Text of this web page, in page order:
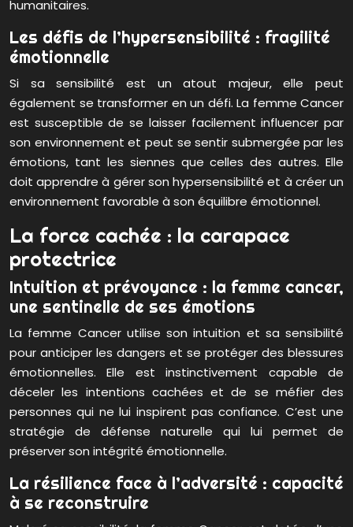
humanitaires.
Les défis de l’hypersensibilité : fragilité
émotionnelle
Si sa sensibilité est un atout majeur, elle peut
également se transformer en un défi. La femme Cancer
est susceptible de se laisser facilement influencer par
son environnement et peut se sentir submergée par les
émotions, tant les siennes que celles des autres. Elle
doit apprendre à gérer son hypersensibilité et à créer un
environnement favorable à son équilibre émotionnel.
La force cachée : la carapace
protectrice
Intuition et prévoyance : la femme cancer,
une sentinelle de ses émotions
La femme Cancer utilise son intuition et sa sensibilité
pour anticiper les dangers et se protéger des blessures
émotionnelles. Elle est instinctivement capable de
déceler les intentions cachées et de se méfier des
personnes qui ne lui inspirent pas confiance. C’est une
stratégie de défense naturelle qui lui permet de
préserver son intégrité émotionnelle.
La résilience face à l’adversité : capacité
à se reconstruire